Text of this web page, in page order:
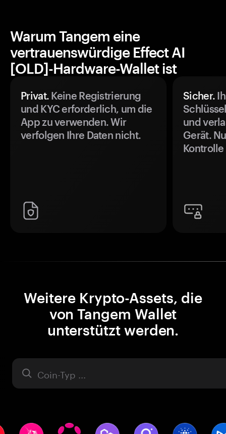
Warum Tangem eine
vertrauenswürdige Effect AI
[OLD]-Hardware-Wallet ist
Privat. Keine Registrierung
und KYC erforderlich, um die
App zu verwenden. Wir
verfolgen Ihre Daten nicht.
Sicher.
und
Gerät.
Weitere Krypto-Assets, die
von Tangem Wallet
unterstützt werden.
Asset